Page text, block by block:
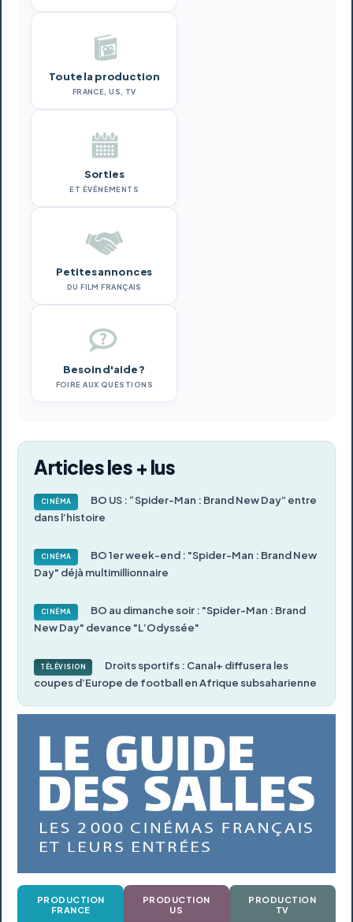
Toute la production
FRANCE, US, TV
Sorties
ET ÉVÉNEMENTS
Petites annonces
DU FILM FRANÇAIS
Besoin d'aide ?
FOIRE AUX QUESTIONS
Articles les + lus
CINÉMA
BO US : “Spider-Man : Brand New Day” entre
dans l’histoire
CINÉMA
BO 1er week-end : "Spider-Man : Brand New
Day" déjà multimillionnaire
CINÉMA
BO au dimanche soir : "Spider-Man : Brand
New Day" devance "L’Odyssée"
TÉLÉVISION
Droits sportifs : Canal+ diffusera les
coupes d’Europe de football en Afrique subsaharienne
PRODUCTION
FRANCE
PRODUCTION
US
PRODUCTION
TV